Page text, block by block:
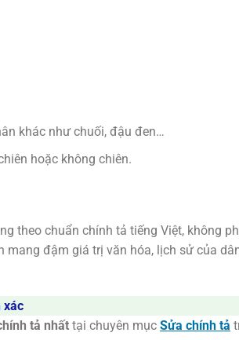
khác như chuối, đậu đen…
hoặc không chiên.
theo chuẩn chính tả tiếng Việt, không
đậm giá trị văn hóa, lịch sử của
xác
tả nhất tại chuyên mục Sửa chính tả